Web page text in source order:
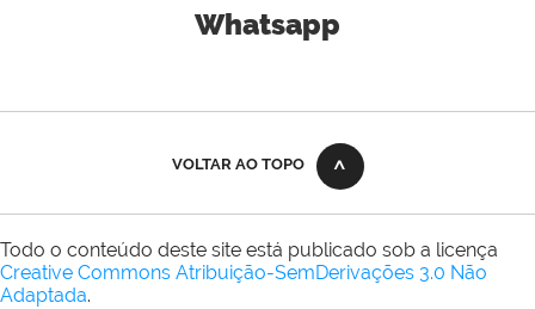
Whatsapp
VOLTAR AO TOPO
Todo o conteúdo deste site está publicado sob a licença
Creative Commons Atribuição-SemDerivações 3.0 Não
Adaptada.